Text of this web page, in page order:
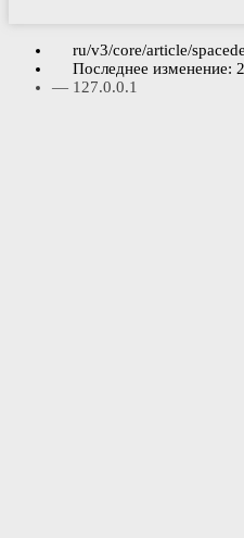
ru/v3/core/article/
Последнее изменение:
— 127.0.0.1